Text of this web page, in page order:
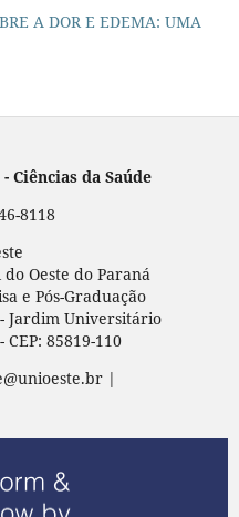
A DOR E EDEMA: UMA
Ciências da Saúde
8118
Oeste do Paraná
e Pós-Graduação
Jardim Universitário
CEP: 85819-110
|